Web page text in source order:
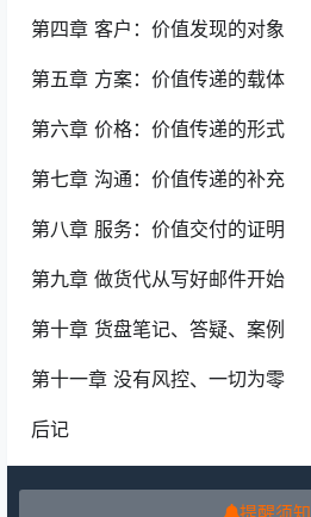
第四章 客户：价值发现的对象
第五章 方案：价值传递的载体
第六章 价格：价值传递的形式
第七章 沟通：价值传递的补充
第八章 服务：价值交付的证明
第九章 做货代从写好邮件开始
第十章 货盘笔记、答疑、案例
第十一章 没有风控、一切为零
后记